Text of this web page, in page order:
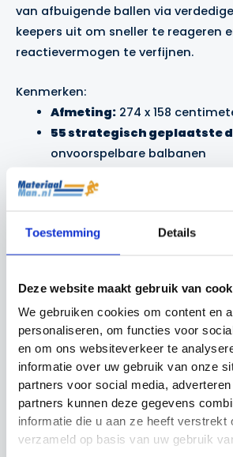
Toestemming Details
Deze website maakt gebruik van
We gebruiken cookies om content en
personaliseren, om functies voor
en om ons websiteverkeer te
informatie over uw gebruik van onze
partners voor social media,
partners kunnen deze gegevens
informatie die u aan ze heeft verstrekt
verzameld op basis van uw gebruik
van afbuigende ballen via
keepers uit om sneller te reageren
reactievermogen te verfijnen.
Kenmerken:
Afmeting:274 x 158
55 strategisch geplaatste
onvoorspelbare balbanen
flexibiliteit en strakke lijnen
eenvoudig transport en
Geschikt voor
Optimaliseer keeperstrainingen
keeper deflector reactie set en
op realistische wedstrijdsituaties.
nog!
Gerelateerde